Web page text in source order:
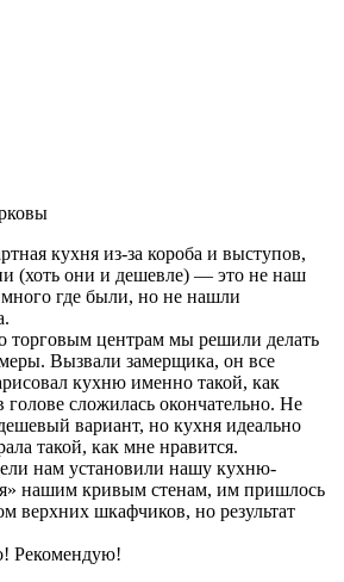
кухня из-за короба и выступов,
(хоть они и дешевле) — это не наш
где были, но не нашли
торговым центрам мы решили делать
Вызвали замерщика, он все
кухню именно такой, как
голове сложилась окончательно. Не
вариант, но кухня идеально
такой, как мне нравится.
нам установили нашу кухню-
нашим кривым стенам, им пришлось
верхних шкафчиков, но результат
Рекомендую!